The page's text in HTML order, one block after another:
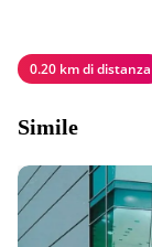
0.20 km di distanza
Simile